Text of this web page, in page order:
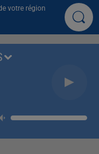
votre région